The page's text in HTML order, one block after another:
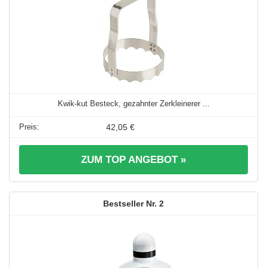
Kwik-kut Besteck, gezahnter Zerkleinerer ...
42,05 €
ZUM TOP ANGEBOT »
2